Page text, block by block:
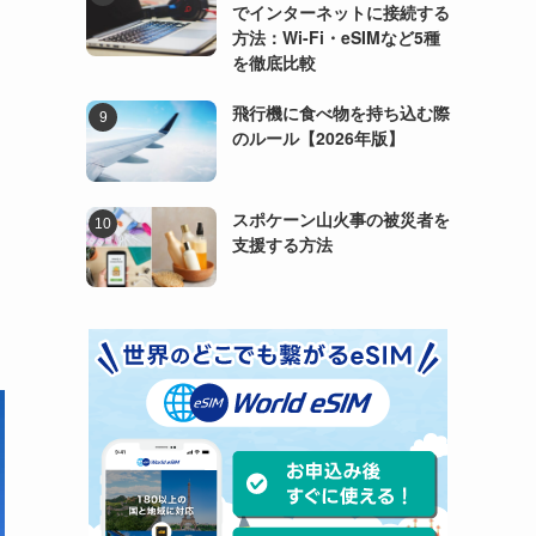
でインターネットに接続する
方法：Wi-Fi・eSIMなど5種
を徹底比較
飛行機に食べ物を持ち込む際
のルール【2026年版】
スポケーン山火事の被災者を
支援する方法